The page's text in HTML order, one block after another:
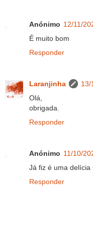
Anónimo 12/11/
É muito bom
Responder
Laranjinha
13/
Olá,
obrigada.
Responder
Anónimo 11/10/
Já fiz é uma delícia
Responder